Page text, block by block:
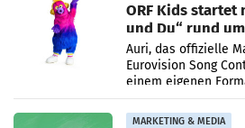
ORF Kids startet
und Du“ rund
Menschen
Auri, das offizielle
Eurovision Song
einem eigenen
zurück. In der neuen
bei ORF Kids steht
MARKETING & MEDIA